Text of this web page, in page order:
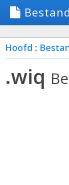
Bestand
Hoofd :
.wiq